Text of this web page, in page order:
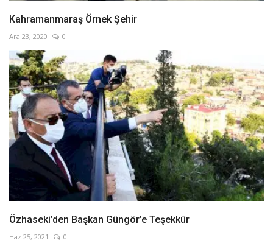
Kahramanmaraş Örnek Şehir
Ara 23, 2020 0
Özhaseki’den Başkan Güngör’e Teşekkür
Haz 25, 2021 0